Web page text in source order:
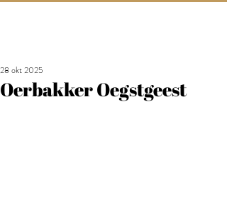
Oerbakker Oegstgeest
28 okt 2025